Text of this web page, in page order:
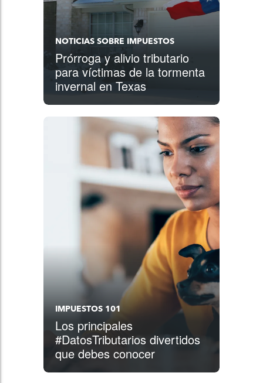
NOTICIAS SOBRE IMPUESTOS
Prórroga y alivio tributario
para víctimas de la tormenta
invernal en Texas
IMPUESTOS 101
Los principales
#DatosTributarios divertidos
que debes conocer